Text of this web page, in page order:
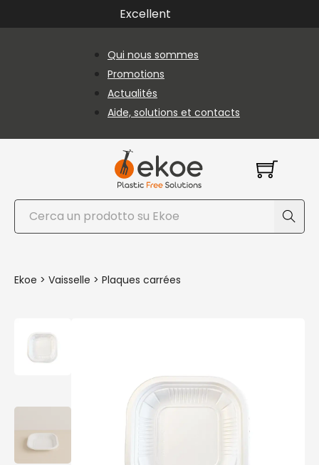
Passer au contenu principal
Passer au pied de page
Excellent
Qui nous sommes
Promotions
Actualités
Aide, solutions et contacts
Rechercher
Ekoe > Vaisselle > Plaques carrées